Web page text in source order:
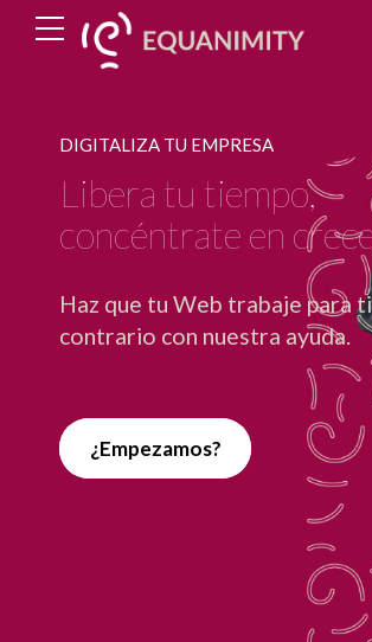
DIGITALIZA TU EMPRESA
Libera tu tiempo,
concéntrate en
Haz que tu Web trabaje para
contrario con nuestra ayuda.
¿Empezamos?